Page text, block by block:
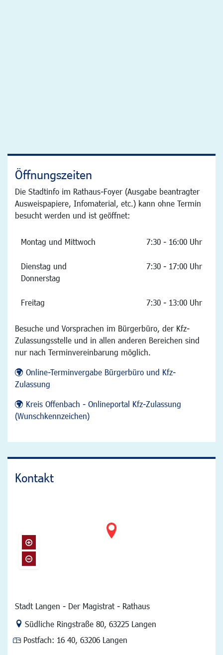
Öffnungszeiten
Die Stadtinfo im Rathaus-Foyer (Ausgabe beantragter
Ausweispapiere, Infomaterial, etc.) kann ohne Termin
besucht werden und ist geöffnet:
Montag und Mittwoch 7:30 - 16:00 Uhr
Dienstag und
Donnerstag
7:30 - 17:00 Uhr
Freitag 7:30 - 13:00 Uhr
Besuche und Vorsprachen im Bürgerbüro, der Kfz-
Zulassungsstelle und in allen anderen Bereichen sind
nur nach Terminvereinbarung möglich.
Online-Terminvergabe Bürgerbüro und Kfz-
Zulassung
Kreis Offenbach - Onlineportal Kfz-Zulassung
(Wunschkennzeichen)
Kontakt
Stadt Langen - Der Magistrat - Rathaus
Link zur Google-Maps Navigation
Südliche Ringstraße 80, 63225 Langen
Postfach: 16 40, 63206 Langen